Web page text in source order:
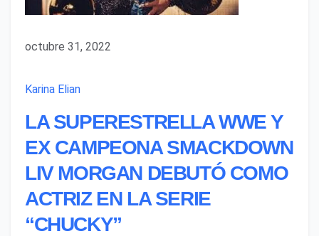
octubre 31, 2022
Karina Elian
LA SUPERESTRELLA WWE Y
EX CAMPEONA SMACKDOWN
LIV MORGAN DEBUTÓ COMO
ACTRIZ EN LA SERIE
“CHUCKY”